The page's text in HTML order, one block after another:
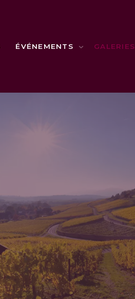
ÉVÉNEMENTS GALERIES